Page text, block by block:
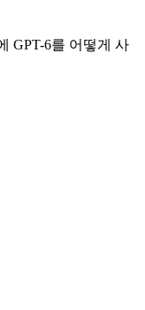
GPT-6를 어떻게 사